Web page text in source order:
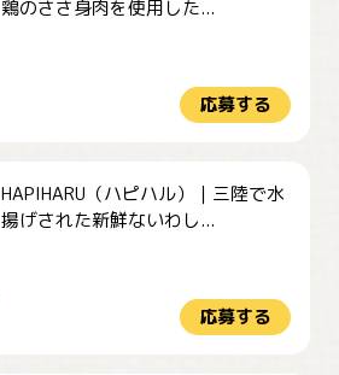
鶏のささ身肉を使用した...
応募する
HAPIHARU（ハピハル）｜三陸で水
揚げされた新鮮ないわし...
応募する